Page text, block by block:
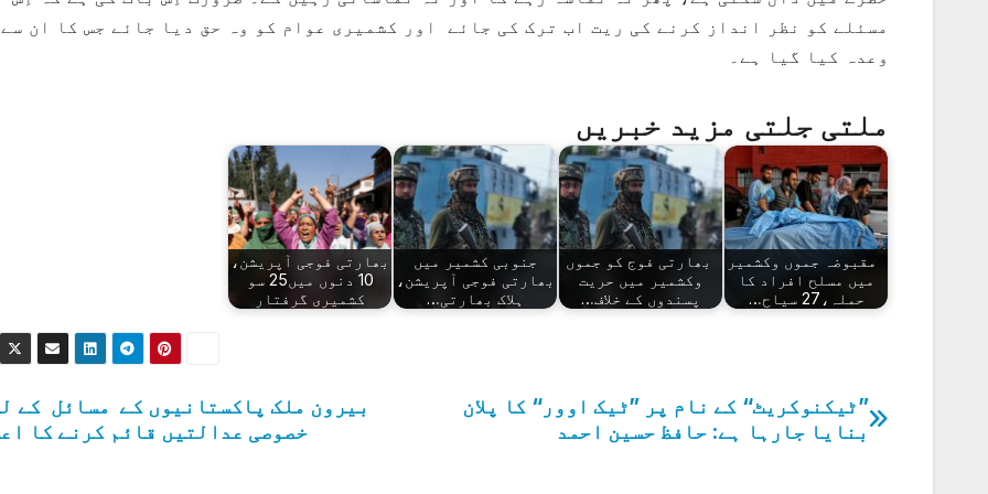
مسئلے کو نظر انداز کرنے کی ریت اب ترک کی جائے اور کشمیری عوام کو وہ حق دیا جائے جس کا ان سے
وعدہ کیا گیا ہے۔
ملتی جلتی مزید خبریں
مقبوضہ جموں وکشمیر
میں مسلح افراد کا
حملہ،27 سیاح…
بھارتی فوج کو جموں
وکشمیر میں حریت
پسندوں کے خلاف…
جنوبی کشمیر میں
بھارتی فوجی آپریشن،
ہلاک بھارتی…
بھارتی فوجی آپریشن،
10 دنوں میں25 سو
کشمیری گرفتار
پوسٹوں
بیرون ملک پاکستانیوں کے مسائل کے
خصوصی عدالتیں قائم کرنے کا
”ٹیکنوکریٹ“ کے نام پر ”ٹیک اوور“ کا پلان
بنایا جارہا ہے: حافظ حسین احمد